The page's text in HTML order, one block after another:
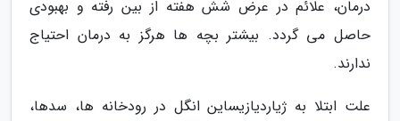
درمان، علائم در عرض شش هفته از بین رفته و بهبودی
حاصل می گردد. بیشتر بچه ها هرگز به درمان احتیاج
ندارند.
علت ابتلا به ژیاردیازیساین انگل در رودخانه ها، سدها،